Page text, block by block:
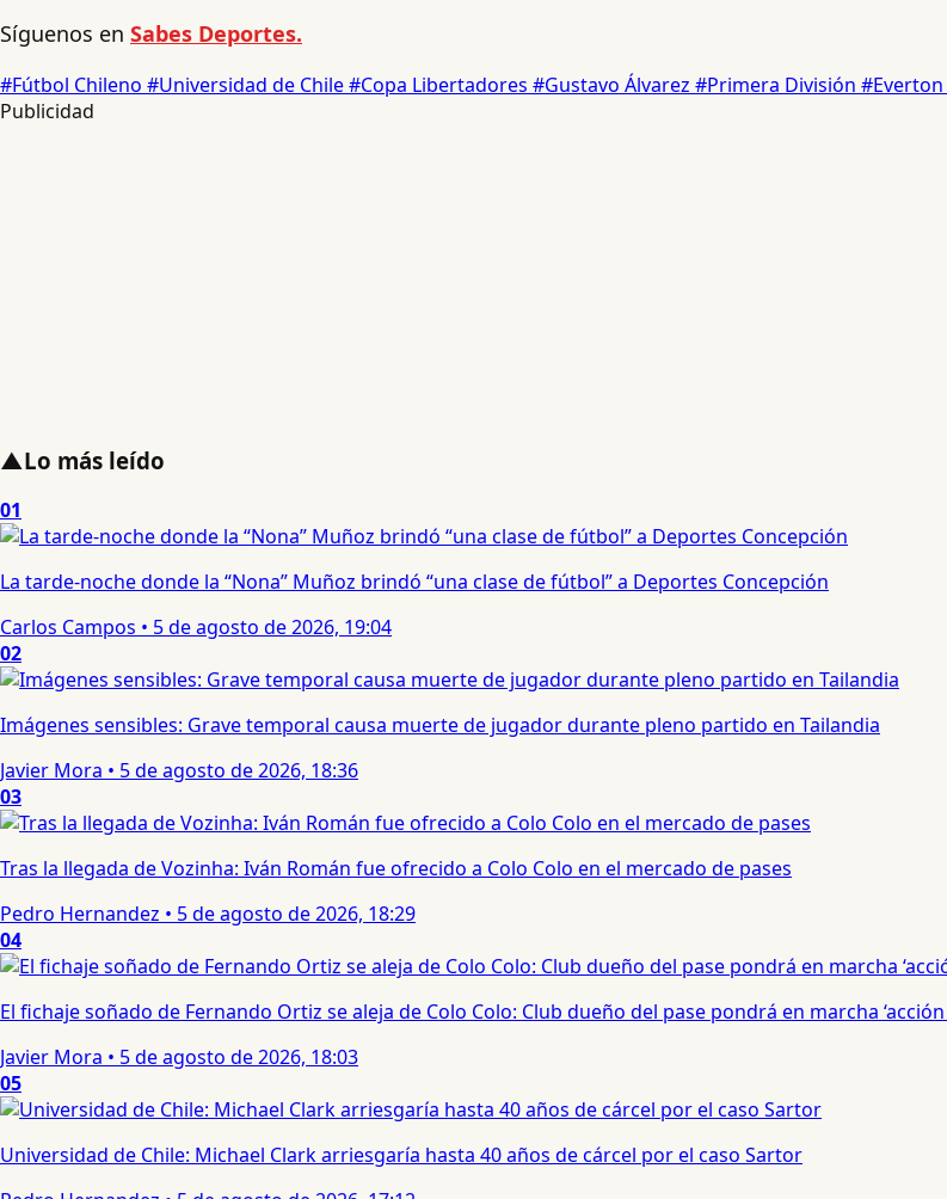
Síguenos en Sabes Deportes.
#Fútbol Chileno #Universidad de Chile#Copa Libertadores #Gustavo Álvarez #Primera División #Everton
Publicidad
▲Lo más leído
01
La tarde-noche donde la “Nona” Muñoz brindó “una clase de fútbol” a Deportes Concepción
Carlos Campos • 5 de agosto de 2026, 19:04
02
Imágenes sensibles: Grave temporal causa muerte de jugador durante pleno partido en Tailandia
Javier Mora • 5 de agosto de 2026, 18:36
03
Tras la llegada de Vozinha: Iván Román fue ofrecido a Colo Colo en el mercado de pases
Pedro Hernandez • 5 de agosto de 2026, 18:29
04
El fichaje soñado de Fernando Ortiz se aleja de Colo Colo: Club dueño del pase pondrá en marcha
Javier Mora • 5 de agosto de 2026, 18:03
05
Universidad de Chile: Michael Clark arriesgaría hasta 40 años de cárcel por el caso Sartor